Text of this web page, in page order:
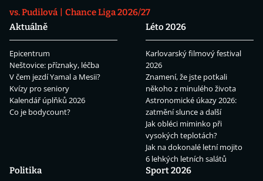
vs. Pudilová
Chance Liga 2026/27
Aktuálně
Epicentrum
Neštovice: příznaky, léčba
V čem jezdí Yamal a Mesii?
Kvízy pro seniory
Kalendář úplňků 2026
Co je bodycount?
Léto 2026
Karlovarský filmový festival
2026
Znamení, že jste potkali
někoho z minulého života
Astronomické úkazy 2026:
zatmění slunce a další
Jak obléci miminko při
vysokých teplotách?
Jak na dokonalé letní mojito
6 lehkých letních salátů
Politika
Sport 2026